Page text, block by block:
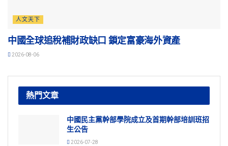
人文天下
中國全球追稅補財政缺口 鎖定富豪海外資產
2026-08-06
熱門文章
中國民主黨幹部學院成立及首期幹部培訓班招
生公告
2026-07-28